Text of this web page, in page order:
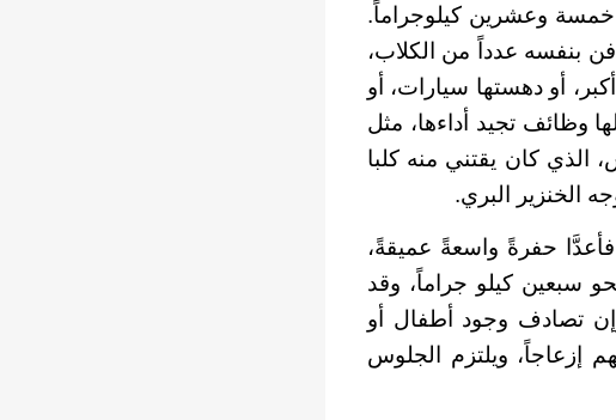
خمسة وعشرين كيلوجراماً.
بنفسه عدداً من الكلاب،
أو دهستها سيارات، أو
وظائف تجيد أداءها، مثل
الذي كان يقتني منه كلبا
الخنزير البري.
حفرةً واسعةً عميقةً،
سبعين كيلو جراماً، وقد
تصادف وجود أطفال أو
إزعاجاً، ويلتزم الجلوس